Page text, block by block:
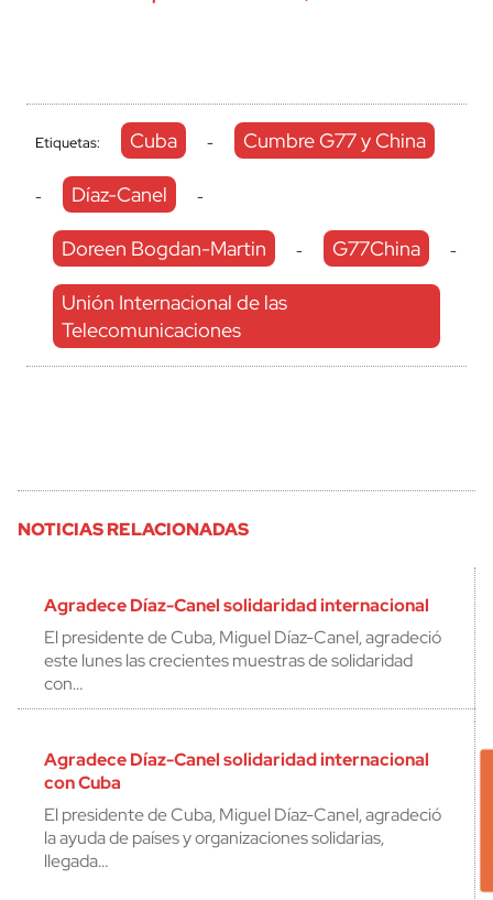
Etiquetas: Cuba - Cumbre G77 y China
- Díaz-Canel -
Doreen Bogdan-Martin - G77China -
Unión Internacional de las
Telecomunicaciones
NOTICIAS RELACIONADAS
Agradece Díaz-Canel solidaridad internacional
El presidente de Cuba, Miguel Díaz-Canel, agradeció
este lunes las crecientes muestras de solidaridad
con…
Agradece Díaz-Canel solidaridad internacional
con Cuba
El presidente de Cuba, Miguel Díaz-Canel, agradeció
la ayuda de países y organizaciones solidarias,
llegada…